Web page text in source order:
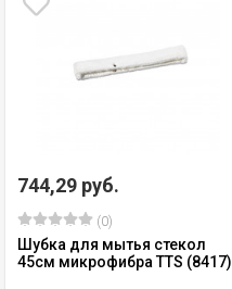
744,29 руб.
(0)
Шубка для мытья стекол
45см микрофибра TTS (8417)